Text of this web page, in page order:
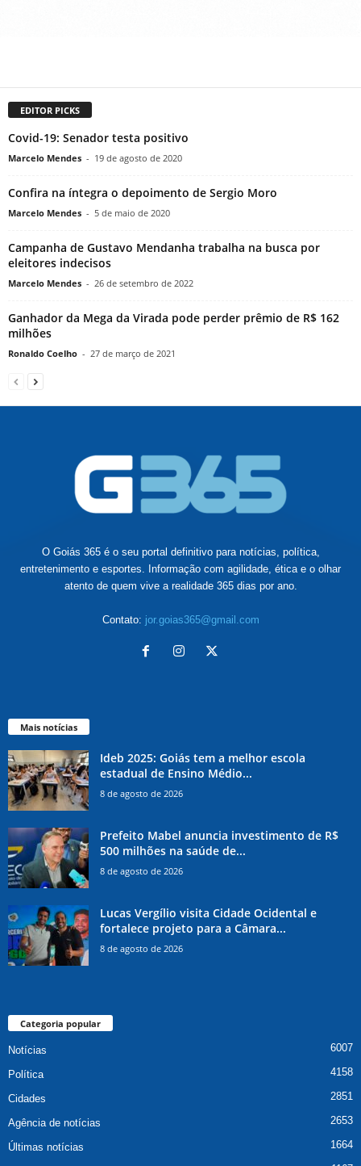
EDITOR PICKS
Covid-19: Senador testa positivo
Marcelo Mendes - 19 de agosto de 2020
Confira na íntegra o depoimento de Sergio Moro
Marcelo Mendes - 5 de maio de 2020
Campanha de Gustavo Mendanha trabalha na busca por
eleitores indecisos
Marcelo Mendes - 26 de setembro de 2022
Ganhador da Mega da Virada pode perder prêmio de R$ 162
milhões
Ronaldo Coelho - 27 de março de 2021
O Goiás 365 é o seu portal definitivo para notícias, política,
entretenimento e esportes. Informação com agilidade, ética e o olhar
atento de quem vive a realidade 365 dias por ano.
Contato: jor.goias365@gmail.com
Mais notícias
Ideb 2025: Goiás tem a melhor escola
estadual de Ensino Médio...
8 de agosto de 2026
Prefeito Mabel anuncia investimento de R$
500 milhões na saúde de...
8 de agosto de 2026
Lucas Vergílio visita Cidade Ocidental e
fortalece projeto para a Câmara...
8 de agosto de 2026
Categoria popular
Notícias 6007
Política 4158
Cidades 2851
Agência de notícias 2653
Últimas notícias 1664